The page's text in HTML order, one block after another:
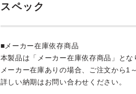
スペック
■メーカー在庫依存商品
本製品は「メーカー在庫依存商品」とな
メーカー在庫ありの場合、ご注文から1
詳しい納期はお問い合わせください。